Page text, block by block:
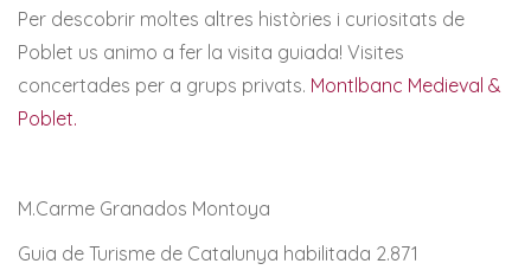
Per descobrir moltes altres històries i curiositats de
Poblet us animo a fer la visita guiada! Visites
concertades per a grups privats. Montlbanc Medieval &
Poblet.
M.Carme Granados Montoya
Guia de Turisme de Catalunya habilitada 2.871